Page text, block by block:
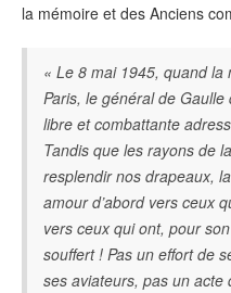
la mémoire et des Anciens
« Le 8 mai 1945, quand
Paris, le général de
libre et combattante
Tandis que les rayons de
resplendir nos drapeaux,
amour d’abord vers ceux
vers ceux qui ont, pour
souffert ! Pas un effort de
ses aviateurs, pas un acte